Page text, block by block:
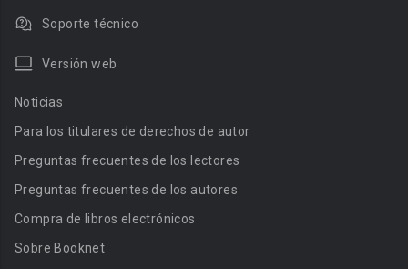
Soporte técnico
Versión web
Noticias
Para los titulares de derechos de autor
Preguntas frecuentes de los lectores
Preguntas frecuentes de los autores
Compra de libros electrónicos
Sobre Booknet